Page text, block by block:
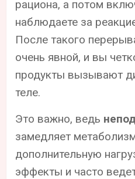
рациона, а потом
наблюдаете за
После такого
очень явной, и вы
продукты вызывают
теле.
Это важно, ведь
замедляет
дополнительную
эффекты и часто